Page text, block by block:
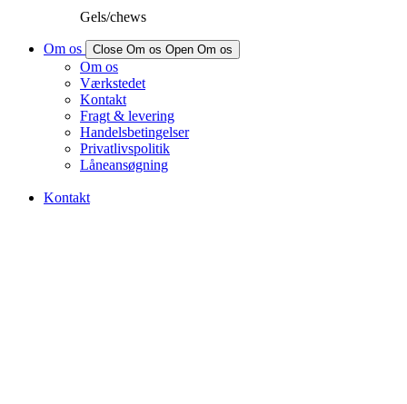
Gels/chews
Om os Close Om os Open Om os
Om os
Værkstedet
Kontakt
Fragt & levering
Handelsbetingelser
Privatlivspolitik
Låneansøgning
Kontakt